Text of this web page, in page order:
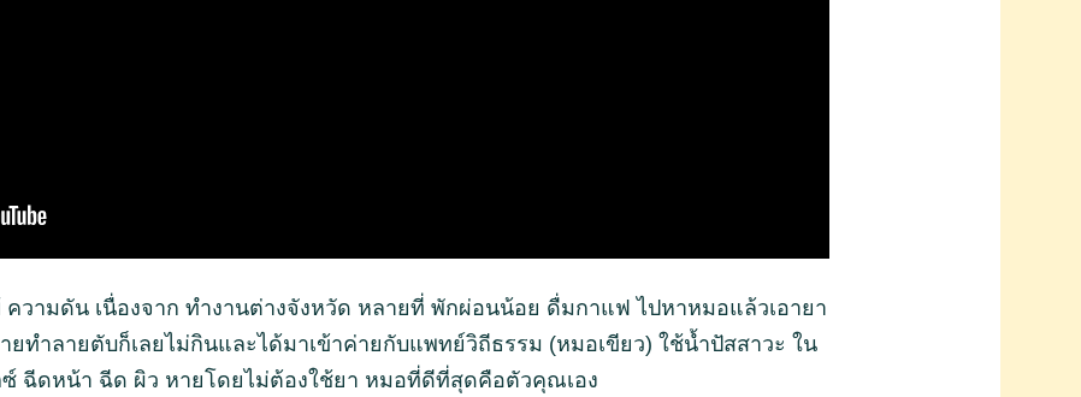
ามดัน เนื่องจาก ทำงานต่างจังหวัด หลายที่ พักผ่อนน้อย ดื่มกาแฟ ไปหาหมอแล้วเอายา
ทำลายตับก็เลยไม่กินและได้มาเข้าค่ายกับแพทย์วิถีธรรม (หมอเขียว) ใช้น้ำปัสสาวะ ใน
ฉีดหน้า ฉีด ผิว หายโดยไม่ต้องใช้ยา หมอที่ดีที่สุดคือตัวคุณเอง